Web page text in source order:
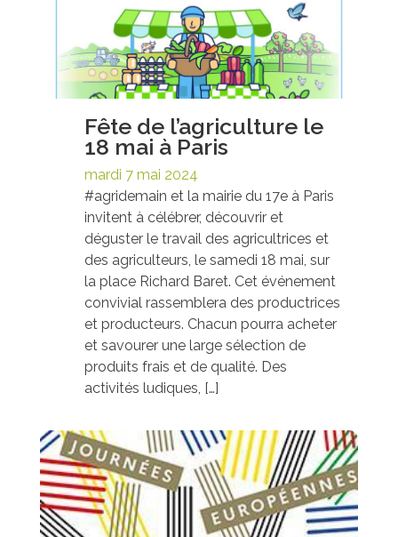
Fête de l’agriculture le
18 mai à Paris
mardi 7 mai 2024
#agridemain et la mairie du 17e à Paris
invitent à célébrer, découvrir et
déguster le travail des agricultrices et
des agriculteurs, le samedi 18 mai, sur
la place Richard Baret. Cet événement
convivial rassemblera des productrices
et producteurs. Chacun pourra acheter
et savourer une large sélection de
produits frais et de qualité. Des
activités ludiques, […]